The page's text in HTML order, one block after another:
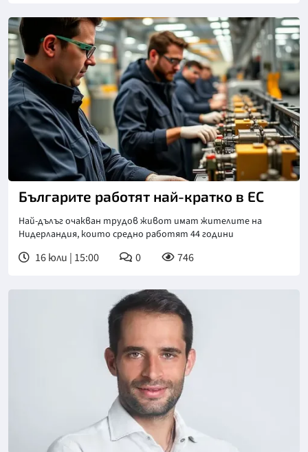
Българите работят най-кратко в ЕС
Най-дълъг очакван трудов живот имат жителите на
Нидерландия, които средно работят 44 години
16 юли | 15:00 0 746